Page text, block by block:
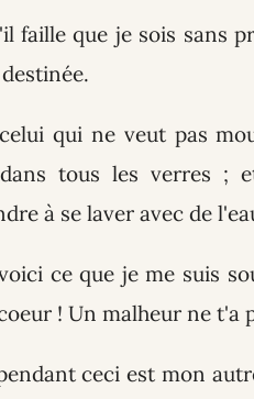
faille que je sois sans
qui ne veut pas
tous les verres ;
à se laver avec de
ce que je me suis
! Un malheur ne t'a
ceci est mon